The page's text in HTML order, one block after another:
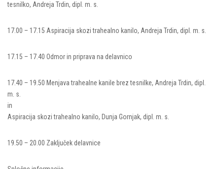
tesnilko, Andreja Trdin, dipl. m. s.
17.00 – 17.15 Aspiracija skozi trahealno kanilo, Andreja Trdin, dipl. m. s.
17.15 – 17.40 Odmor in priprava na delavnico
17.40 – 19.50 Menjava trahealne kanile brez tesnilke, Andreja Trdin, dipl.
m. s.
in
Aspiracija skozi trahealno kanilo, Dunja Gornjak, dipl. m. s.
19.50 – 20.00 Zaključek delavnice